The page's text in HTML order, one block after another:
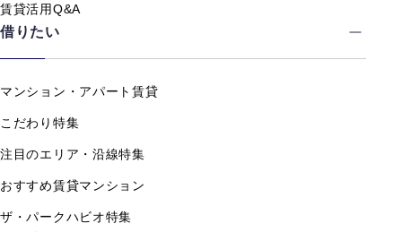
賃貸活用Q&A
借りたい
マンション・アパート賃貸
こだわり特集
注目のエリア・沿線特集
おすすめ賃貸マンション
ザ・パークハビオ特集